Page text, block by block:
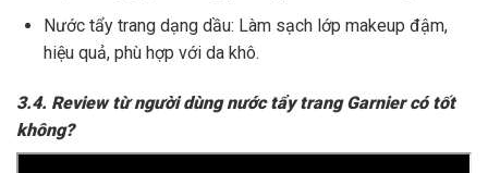
Nước tẩy trang dạng dầu: Làm sạch lớp makeup đậm,
hiệu quả, phù hợp với da khô.
3.4. Review từ người dùng nước tẩy trang Garnier có tốt
không?